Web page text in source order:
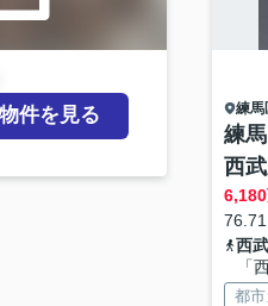
件を見る 練馬
練
西
6,180
西
「
都市